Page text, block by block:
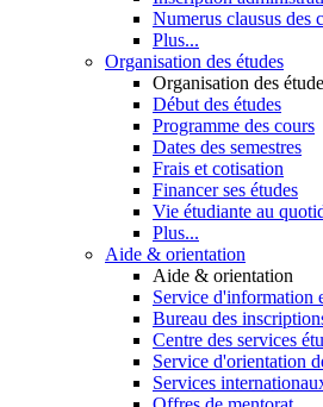
Numerus clausus des
Plus...
Organisation des études
Organisation des
Début des études
Programme des cours
Dates des semestres
Frais et cotisation
Financer ses études
Vie étudiante au
Plus...
Aide & orientation
Aide & orientation
Service d'information
Bureau des
Centre des services
Service d'orientation
Services